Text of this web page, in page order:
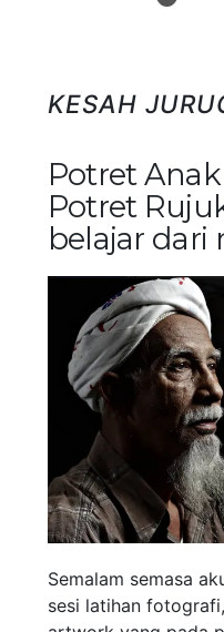
KESAH
Potret
Potret
belajar dari
Semalam semasa
sesi latihan